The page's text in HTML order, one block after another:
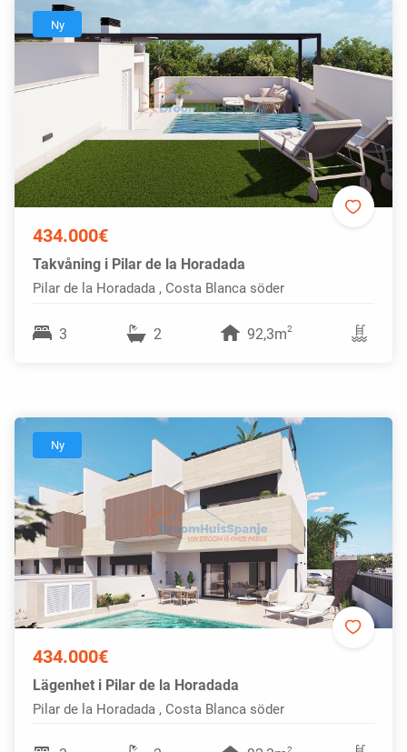
Ny
434.000€
Takvåning i Pilar de la Horadada
Pilar de la Horadada , Costa Blanca söder
3 2 92,3m2
Ny
434.000€
Lägenhet i Pilar de la Horadada
Pilar de la Horadada , Costa Blanca söder
2